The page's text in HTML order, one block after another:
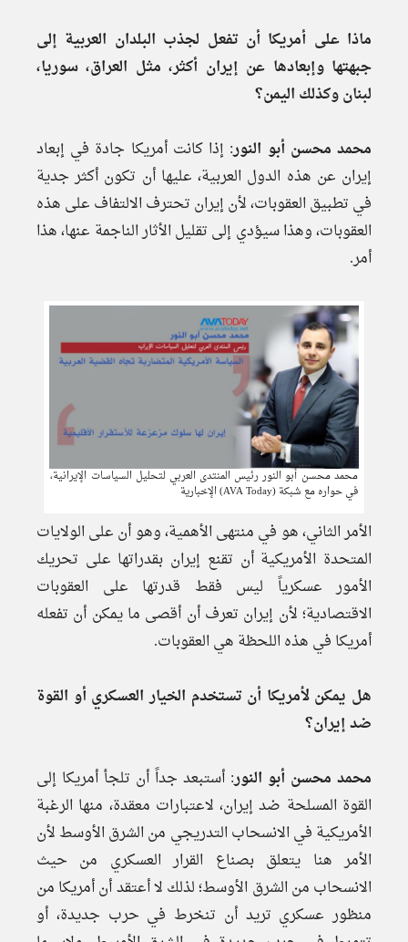
ماذا على أمريكا أن تفعل لجذب البلدان العربية إلى
جبهتها وإبعادها عن إيران أكثر، مثل العراق، سوريا،
لبنان وكذلك اليمن؟
محمد محسن أبو النور: إذا كانت أمريكا جادة في إبعاد
إيران عن هذه الدول العربية، عليها أن تكون أكثر جدية
في تطبيق العقوبات، لأن إيران تحترف الالتفاف على هذه
العقوبات، وهذا سيؤدي إلى تقليل الأثار الناجمة عنها، هذا
أمر.
محمد محسن أبو النور رئيس المنتدى العربي لتحليل السياسات الإيرانية،
في حواره مع شبكة (AVA Today) الإخبارية
الأمر الثاني، هو في منتهى الأهمية، وهو أن على الولايات
المتحدة الأمريكية أن تقنع إيران بقدراتها على تحريك
الأمور عسكرياً ليس فقط قدرتها على العقوبات
الاقتصادية؛ لأن إيران تعرف أن أقصى ما يمكن أن تفعله
أمريكا في هذه اللحظة هي العقوبات.
هل يمكن لأمريكا أن تستخدم الخيار العسكري أو القوة
ضد إيران؟
محمد محسن أبو النور: أستبعد جداً أن تلجأ أمريكا إلى
القوة المسلحة ضد إيران، لاعتبارات معقدة، منها الرغبة
الأمريكية في الانسحاب التدريجي من الشرق الأوسط لأن
الأمر هنا يتعلق بصناع القرار العسكري من حيث
الانسحاب من الشرق الأوسط؛ لذلك لا أعتقد أن أمريكا من
منظور عسكري تريد أن تنخرط في حرب جديدة، أو